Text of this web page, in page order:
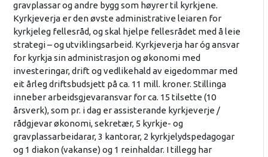
gravplassar og andre bygg som høyrer til kyrkjene.
Kyrkjeverja er den øvste administrative leiaren for
kyrkjeleg fellesråd, og skal hjelpe fellesrådet med å leie
strategi – og utviklingsarbeid. Kyrkjeverja har óg ansvar
for kyrkja sin administrasjon og økonomi med
investeringar, drift og vedlikehald av eigedommar med
eit årleg driftsbudsjett på ca. 11 mill. kroner. Stillinga
inneber arbeidsgjevaransvar for ca. 15 tilsette (10
årsverk), som pr. i dag er assisterande kyrkjeverje /
rådgjevar økonomi, sekretær, 5 kyrkje- og
gravplassarbeidarar, 3 kantorar, 2 kyrkjelydspedagogar
og 1 diakon (vakanse) og 1 reinhaldar. I tillegg har